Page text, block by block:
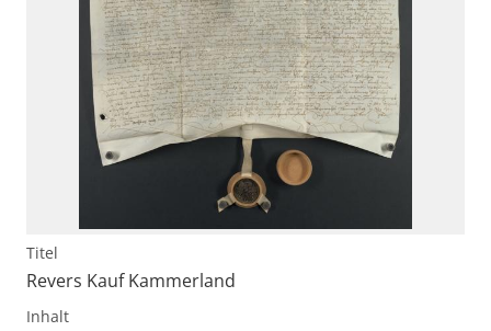
Titel
Revers Kauf Kammerland
Inhalt